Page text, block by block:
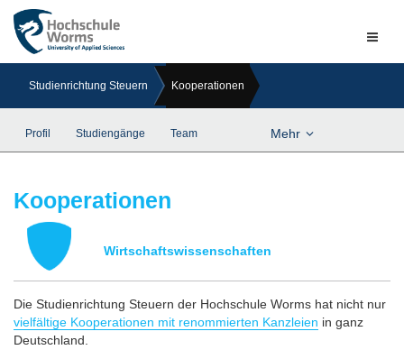
Studienrichtung Steuern Kooperationen
Profil Studiengänge Team Mehr
Kooperationen
Wirtschaftswissenschaften
Die Studienrichtung Steuern der Hochschule Worms hat nicht nur
vielfältige Kooperationen mit renommierten Kanzleien in ganz
Deutschland.